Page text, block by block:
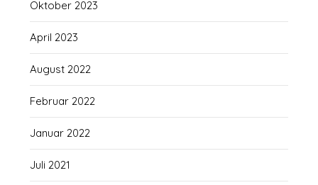
Oktober 2023
April 2023
August 2022
Februar 2022
Januar 2022
Juli 2021